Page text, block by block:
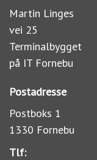
Martin Linges
vei 25
Terminalbygget
på IT Fornebu
Postadresse
Postboks 1
1330 Fornebu
Tlf: